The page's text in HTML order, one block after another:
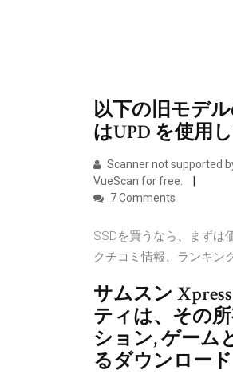
以下の旧モデ
はUPD を使用
Scanner not supported
VueScan for free.
7 Comments
SSDを買うなら、まずは
クチコミ情報、ランキン
サムスン
ティは、その
ション, ゲーム
るダウンロー